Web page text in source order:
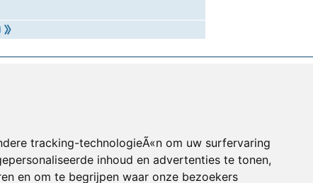
tracking-technologieÃ«n om uw surfervaring
inhoud en advertenties te tonen,
en om te begrijpen waar onze bezoekers